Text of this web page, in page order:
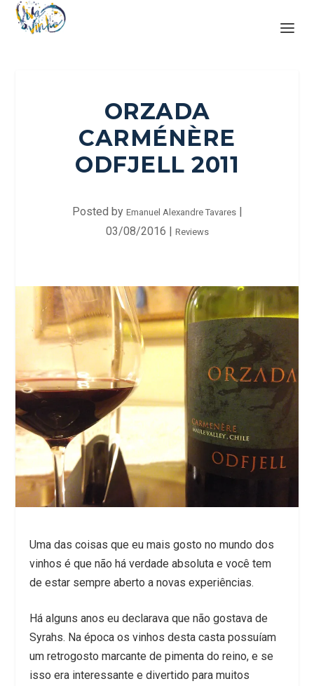
ORZADA
CARMÉNÈRE
ODFJELL 2011
Posted by Emanuel Alexandre Tavares|
03/08/2016 | Reviews
Uma das coisas que eu mais gosto no mundo dos
vinhos é que não há verdade absoluta e você tem
de estar sempre aberto a novas experiências.
Há alguns anos eu declarava que não gostava de
Syrahs. Na época os vinhos desta casta possuíam
um retrogosto marcante de pimenta do reino, e se
isso era interessante e divertido para muitos